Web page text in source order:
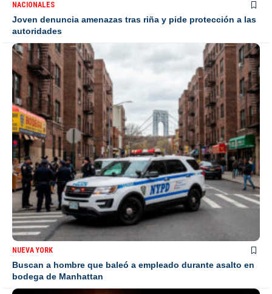
NACIONALES
Joven denuncia amenazas tras riña y pide protección a las
autoridades
NUEVA YORK
Buscan a hombre que baleó a empleado durante asalto en
bodega de Manhattan